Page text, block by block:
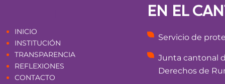
INICIO
INSTITUCIÓN
TRANSPARENCIA
REFLEXIONES
CONTACTO
EN EL
Servicio de
Junta cantonal
Derechos de